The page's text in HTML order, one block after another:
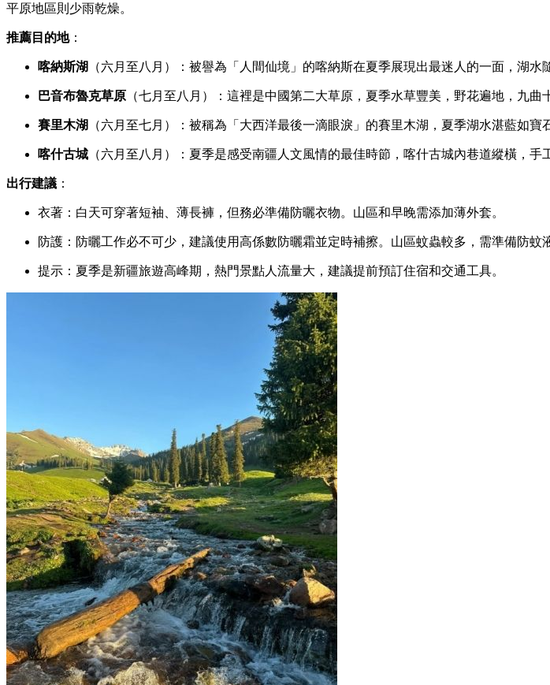
平原地區則少雨乾燥。
推薦目的地：
喀納斯湖 （六月至八月）：被譽為「人間仙境」的喀納斯在夏季展現出最迷人的一面，湖
巴音布魯克草原 （七月至八月）：這裡是中國第二大草原，夏季水草豐美，野花遍地，九曲
賽里木湖 （六月至七月）：被稱為「大西洋最後一滴眼淚」的賽里木湖，夏季湖水湛藍如寶
喀什古城 （六月至八月）：夏季是感受南疆人文風情的最佳時節，喀什古城內巷道縱橫，手
出行建議 ：
衣著：白天可穿著短袖、薄長褲，但務必準備防曬衣物。山區和早晚需添加薄外套。
防護：防曬工作必不可少，建議使用高係數防曬霜並定時補擦。山區蚊蟲較多，需準備防蚊
提示：夏季是新疆旅遊高峰期，熱門景點人流量大，建議提前預訂住宿和交通工具。